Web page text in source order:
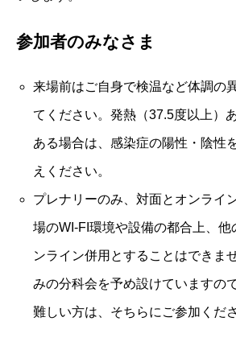
参加者のみなさま
来場前はご自身で検温など体調の
てください。発熱（37.5度以上）
ある場合は、感染症の陽性・陰性
えください。
プレナリーのみ、対面とオンライ
場のWI-FI環境や設備の都合上、他
ンライン併用とすることはできま
みの分科会を予め設けていますの
難しい方は、そちらにご参加くださ